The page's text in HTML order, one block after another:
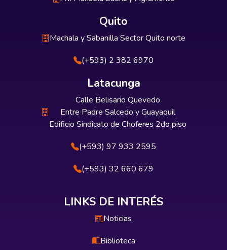
disponibles para mantenerse competitivos
en el mercado y satisfacer las demandas
Quito
Machala y Sabanilla Sector Quito norte
(+593) 2 382 6970
Latacunga
Calle Belisario Quevedo
Entre Padre Salcedo y Guayaquil
Edificio Sindicato de Choferes 2do piso
(+593) 97 933 2595
(+593) 32 660 679
LINKS DE INTERÉS
Noticias
Biblioteca